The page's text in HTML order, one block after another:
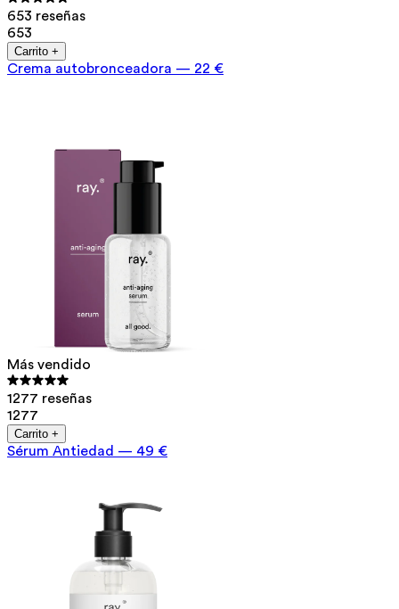
653 reseñas
653
Carrito +
Crema autobronceadora — 22 €
Más vendido
1277 reseñas
1277
Carrito +
Sérum Antiedad — 49 €